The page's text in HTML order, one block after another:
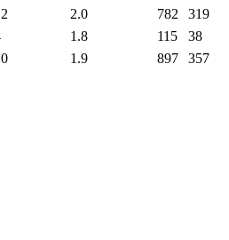
2.0 782 319
1.8 115 38
1.9 897 357